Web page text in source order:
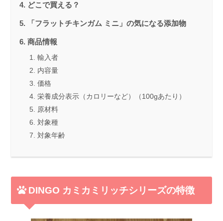
どこで買える？
「フラットチキンガム ミニ」の気になる添加物
商品情報
輸入者
内容量
価格
栄養成分表示（カロリーなど）（100gあたり）
原材料
対象種
対象年齢
DINGO カミカミリッチシリーズの特徴